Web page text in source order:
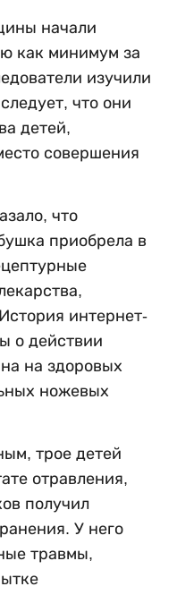
начали
как минимум за
изучили
что они
детей,
совершения
что
приобрела в
интернет-
о действии
на здоровых
ножевых
трое детей
отравления,
получил
У него
травмы,